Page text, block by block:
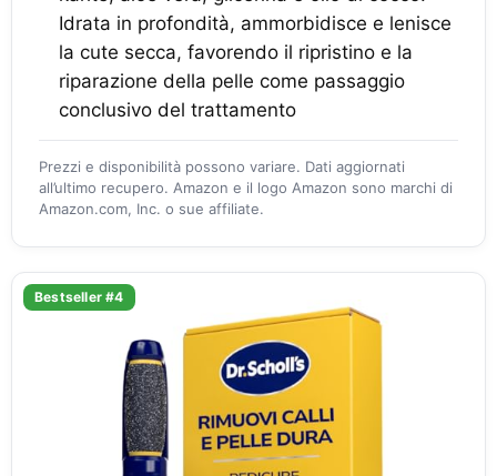
Idrata in profondità, ammorbidisce e lenisce
la cute secca, favorendo il ripristino e la
riparazione della pelle come passaggio
conclusivo del trattamento
Prezzi e disponibilità possono variare. Dati aggiornati
all’ultimo recupero. Amazon e il logo Amazon sono marchi di
Amazon.com, Inc. o sue affiliate.
Bestseller #4